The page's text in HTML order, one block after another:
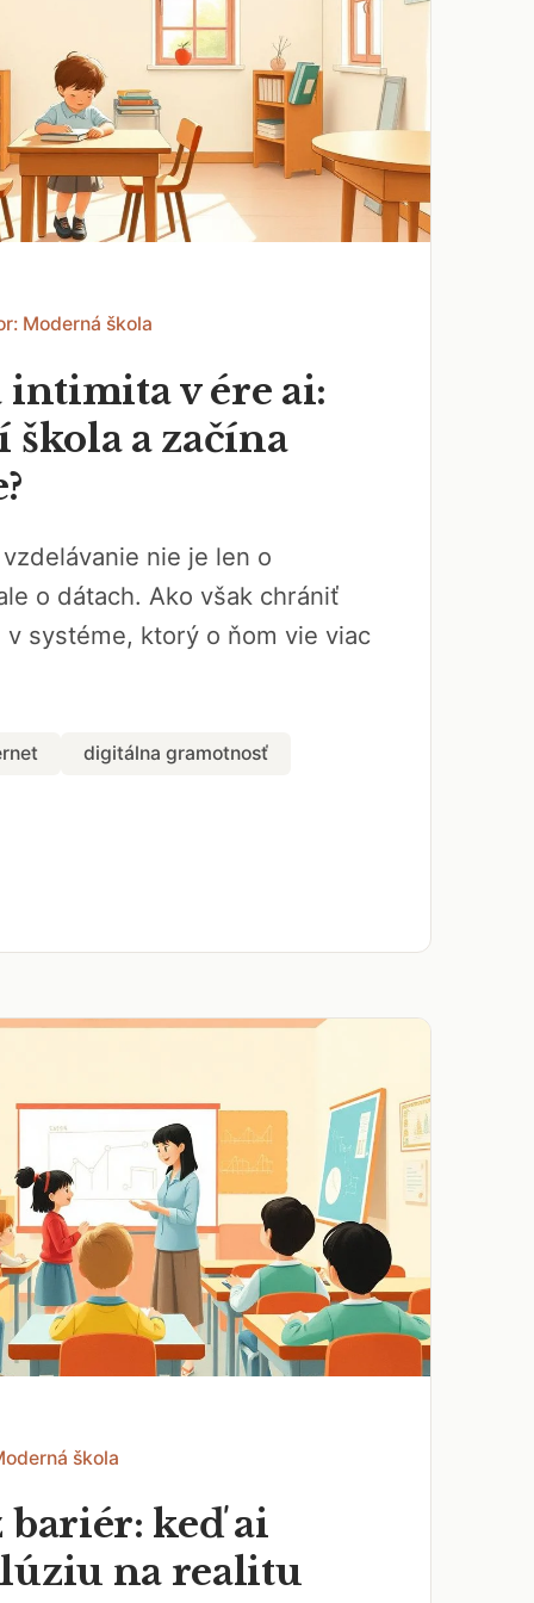
Moderná škola
v ére ai:
škola a začína
nie je len o
o dátach. Ako však chrániť
systéme, ktorý o ňom vie viac
digitálna gramotnosť
škola
bariér: keď ai
na realitu